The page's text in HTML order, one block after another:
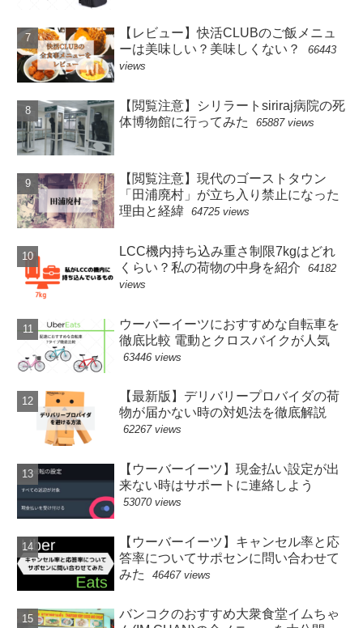
【レビュー】快活CLUBのご飯メニュ
ーは美味しい？美味しくない？
66443
views
【閲覧注意】シリラートsiriraj病院の死
体博物館に行ってみた
65887 views
【閲覧注意】現代のゴーストタウン
「田浦廃村」が立ち入り禁止になった
理由と経緯
64725 views
LCC機内持ち込み重さ制限7kgはどれ
くらい？私の荷物の中身を紹介
64182
views
ウーバーイーツにおすすめな自転車を
徹底比較 電動とクロスバイクが人気
63446 views
【最新版】デリバリープロバイダの荷
物が届かない時の対処法を徹底解説
62267 views
【ウーバーイーツ】現金払い設定が出
来ない時はサポートに連絡しよう
53070 views
【ウーバーイーツ】キャンセル率と応
答率についてサポセンに問い合わせて
みた
46467 views
バンコクのおすすめ大衆食堂イムちゃ